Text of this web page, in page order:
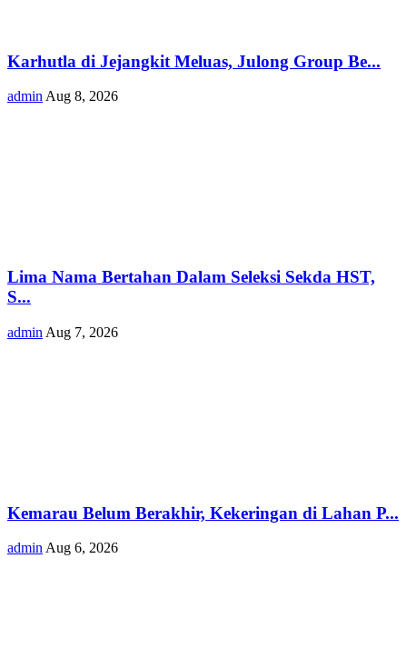
Karhutla di Jejangkit Meluas, Julong Group Be...
adminAug 8, 2026
Lima Nama Bertahan Dalam Seleksi Sekda HST,
S...
admin Aug 7, 2026
Kemarau Belum Berakhir, Kekeringan di Lahan P...
admin Aug 6, 2026